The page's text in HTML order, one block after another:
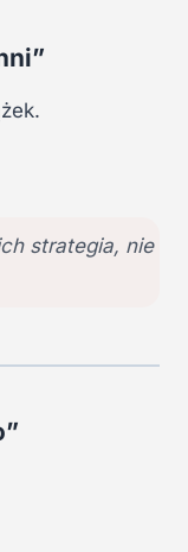
strategia, nie